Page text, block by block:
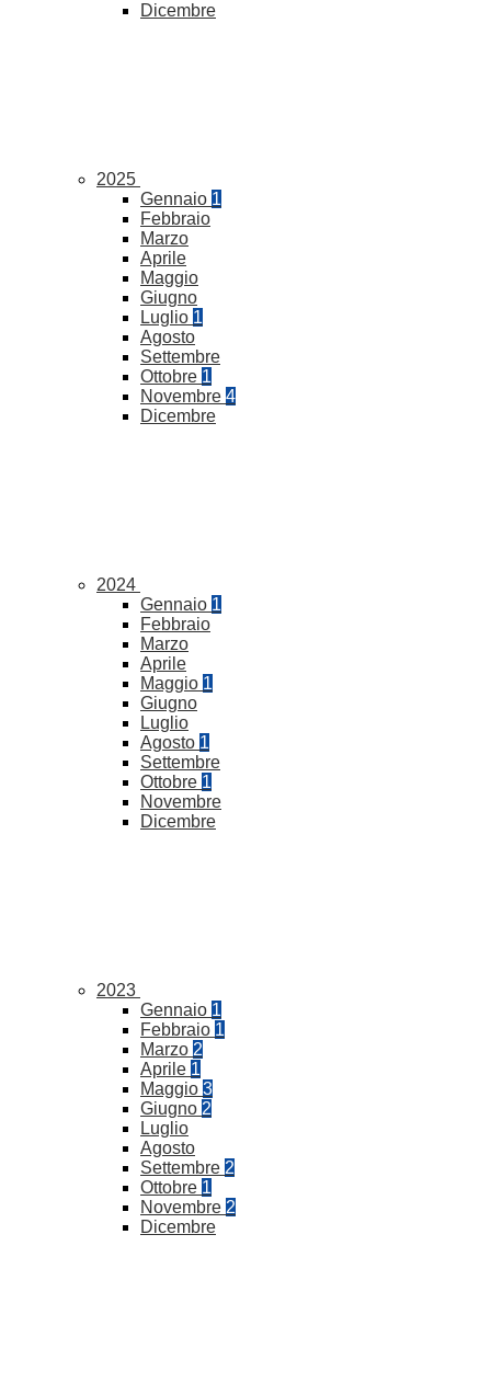
Dicembre
2025
Gennaio 1
Febbraio
Marzo
Aprile
Maggio
Giugno
Luglio 1
Agosto
Settembre
Ottobre 1
Novembre 4
Dicembre
2024
Gennaio 1
Febbraio
Marzo
Aprile
Maggio 1
Giugno
Luglio
Agosto 1
Settembre
Ottobre 1
Novembre
Dicembre
2023
Gennaio 1
Febbraio 1
Marzo 2
Aprile 1
Maggio 3
Giugno 2
Luglio
Agosto
Settembre 2
Ottobre 1
Novembre 2
Dicembre